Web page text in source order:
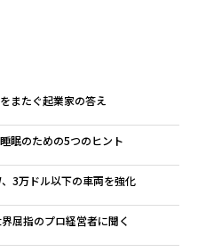
またぐ起業家の答え
眠のための5つのヒント
3万ドル以下の車両を強化
屈指のプロ経営者に聞く